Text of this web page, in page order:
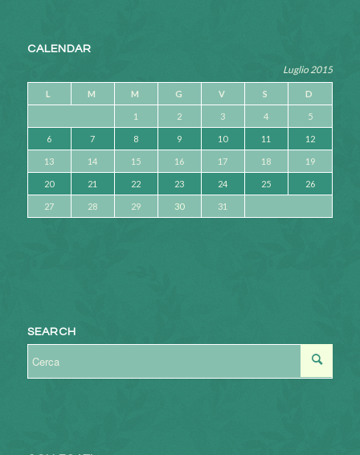
CALENDAR
Luglio 2015
L M M G V S D
1 2 3 4 5
6 7 8 9 10 11 12
13 14 15 16 17 18 19
20 21 22 23 24 25 26
27 28 29 30 31
SEARCH